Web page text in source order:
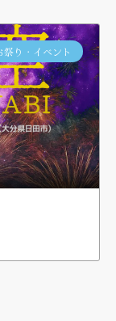
祭り・イベント